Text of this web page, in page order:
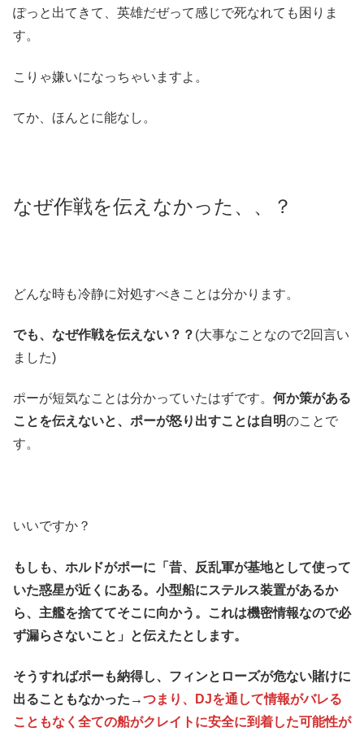
ぽっと出てきて、英雄だぜって感じで死なれても困りま
す。
こりゃ嫌いになっちゃいますよ。
てか、ほんとに能なし。
なぜ作戦を伝えなかった、、？
どんな時も冷静に対処すべきことは分かります。
でも、なぜ作戦を伝えない？？ (大事なことなので2回言い
ました)
ポーが短気なことは分かっていたはずです。 何か策がある
ことを伝えないと、ポーが怒り出すことは自明のことで
す。
いいですか？
もしも、ホルドがポーに「昔、反乱軍が基地として使って
いた惑星が近くにある。小型船にステルス装置があるか
ら、主艦を捨ててそこに向かう。これは機密情報なので必
ず漏らさないこと」と伝えたとします。
そうすればポーも納得し、フィンとローズが危ない賭けに
出ることもなかった→つまり、DJを通して情報がバレる
こともなく全ての船がクレイトに安全に到着した可能性が